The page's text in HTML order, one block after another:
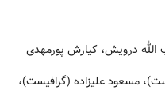
الله درویش، کیارش پورمهدی
مسعود علیزاده (گرافیست)،